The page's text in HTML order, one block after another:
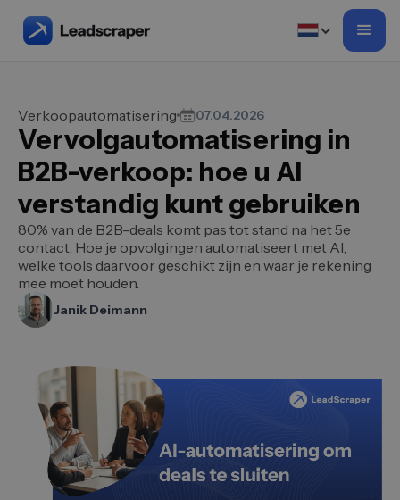
Verkoopautomatisering 07.04.2026
Vervolgautomatisering in
B2B-verkoop: hoe u AI
verstandig kunt gebruiken
80% van de B2B-deals komt pas tot stand na het 5e
contact. Hoe je opvolgingen automatiseert met AI,
welke tools daarvoor geschikt zijn en waar je rekening
mee moet houden.
Janik Deimann